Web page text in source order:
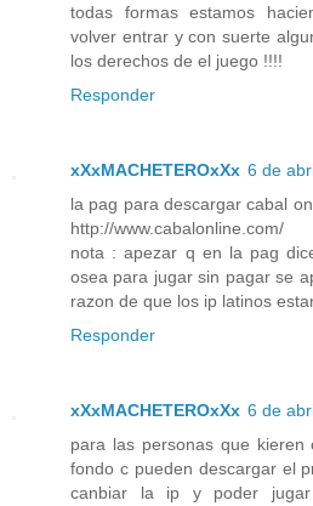
todas formas estamos
volver entrar y con suerte
los derechos de el juego !!!!
Responder
xXxMACHETEROxXx 6 de
la pag para descargar cabal
http://www.cabalonline.com/
nota : apezar q en la pag
osea para jugar sin pagar se
razon de que los ip latinos
Responder
xXxMACHETEROxXx 6 de
para las personas que
fondo c pueden descargar el
canbiar la ip y poder